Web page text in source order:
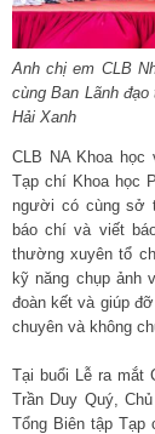
Anh chị em CLB
cùng Ban Lãnh
Hải Xanh
CLB NA Khoa
Tạp chí Khoa học
người có cùng sở
báo chí và viết
thường xuyên tổ
kỹ năng chụp ảnh
đoàn kết và giúp
chuyên và không
Tại buổi Lễ ra mắt
Trần Duy Quý,
Tổng Biên tập Tạp